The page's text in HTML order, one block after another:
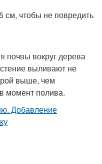
см, чтобы не повредить
почвы вокруг дерева
выливают не
выше, чем
момент полива.